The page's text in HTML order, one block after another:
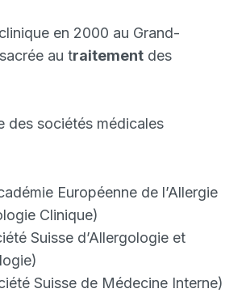
en 2000 au Grand-
au traitement des
des sociétés médicales
Européenne de l’Allergie
Clinique)
Suisse d’Allergologie et
Suisse de Médecine Interne)